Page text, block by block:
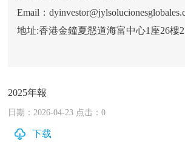
2025年報
日期：2026-04-23 点击：0
下载
Email：
地址:香港金鐘夏慤道海富中心1座26樓